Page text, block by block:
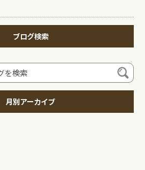
ブログ検索
月別アーカイブ